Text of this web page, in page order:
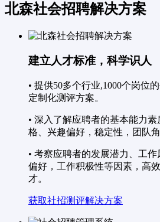
北森社会招聘解决方案
建立人才标准，科学识人
• 提供50多个行业,1000个岗位
定制化测评方案。
• 深入了解应聘者的基本能力
格、兴趣偏好，稳定性，团队角
• 考察应聘者的发展潜力、工
偏好，工作积极性等因素，高
才。
获取社招测评解决方案